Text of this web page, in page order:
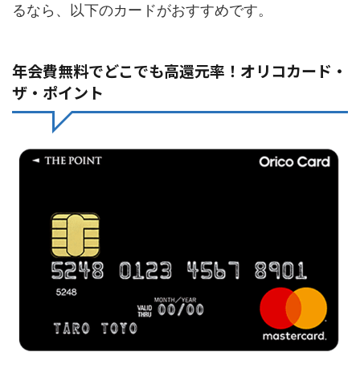
るなら、以下のカードがおすすめです。
年会費無料でどこでも高還元率！オリコカード・
ザ・ポイント